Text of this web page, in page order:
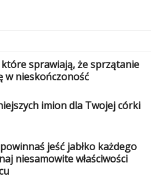
które sprawiają, że sprzątanie
w nieskończoność
imion dla Twojej córki
jeść jabłko każdego
niesamowite właściwości